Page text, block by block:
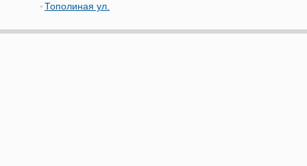
Тополиная ул.